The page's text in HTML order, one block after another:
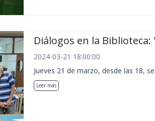
Diálogos en la Biblioteca:
2024-03-21 18:00:00
Jueves 21 de marzo, desde las 18,
Leer más